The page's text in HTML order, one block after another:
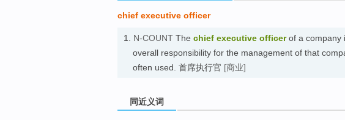
chief executive officer
1. N-COUNT The chief executive officerof a company
overall responsibility for the management of that
often used. 首席执行官 [商业]
同近义词